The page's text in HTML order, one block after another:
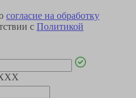
согласие на обработку
с Политикой